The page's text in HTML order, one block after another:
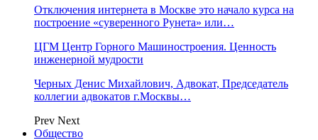
Отключения интернета в Москве это начало курса на
построение «суверенного Рунета» или…
ЦГМ Центр Горного Машиностроения. Ценность
инженерной мудрости
Черных Денис Михайлович, Адвокат, Председатель
коллегии адвокатов г.Москвы…
Prev Next
Общество